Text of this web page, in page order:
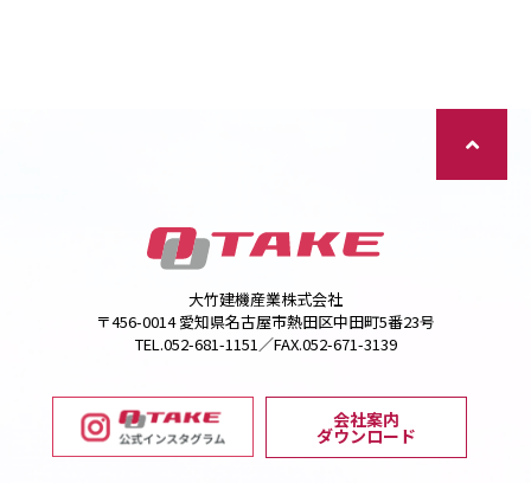
大竹建機産業株式会社
〒456-0014 愛知県名古屋市熱田区中田町5番23号
TEL.052-681-1151／FAX.052-671-3139
会社案内
ダウンロード